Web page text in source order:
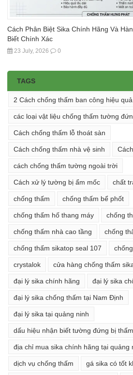
Cách Phân Biệt Sika Chính Hãng Và
Biết Chính Xác
23 July, 2026 0
TAGS
2 Cách chống thấm ban công hiệu quả
các loại vật liệu chống thấm tường
Cách chống thấm lỗ thoát sàn
Cách chống thấm nhà vệ sinh
cách chống thấm tường ngoài trời
Cách xử lý tường bị ẩm mốc chất
chống thấm chống thấm bể phốt
chống thấm hố thang máy chống
chống thấm nhà cao tầng chống
chống thấm sikatop seal 107
crystalok cửa hàng chống thấm
đại lý sika chính hãng đại lý sika
đại lý sika chống thấm tại Nam Định
đại lý sika tại quảng ninh
dấu hiệu nhận biết tường đứng bị thấm
địa chỉ mua sika chính hãng tại quảng
dịch vụ chống thấm gá sika có tốt